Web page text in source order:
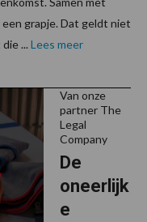
grapje. Dat geldt niet
...Lees meer
Van onze
partner The
Legal
Company
De
oneerlijk
e